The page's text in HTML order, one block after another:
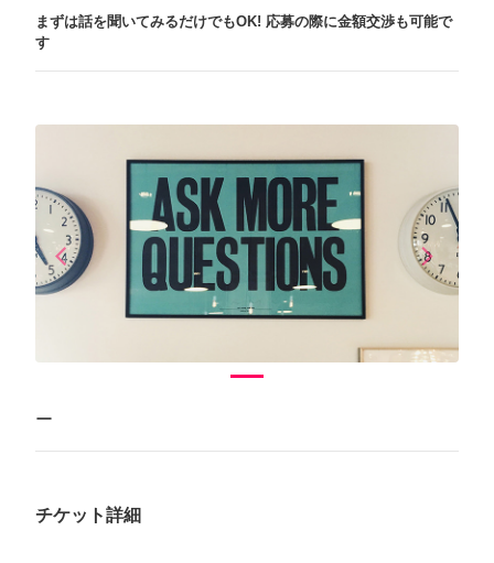
まずは話を聞いてみるだけでもOK! 応募の際に金額交渉も可能で
す
arrow_back_iosPrevious arrow_forward_iosNext
ー
チケット詳細